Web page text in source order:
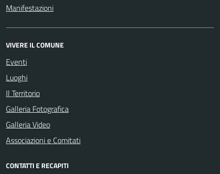
Manifestazioni
VIVERE IL COMUNE
Eventi
Luoghi
Il Territorio
Galleria Fotografica
Galleria Video
Associazioni e Comitati
CONTATTI E RECAPITI